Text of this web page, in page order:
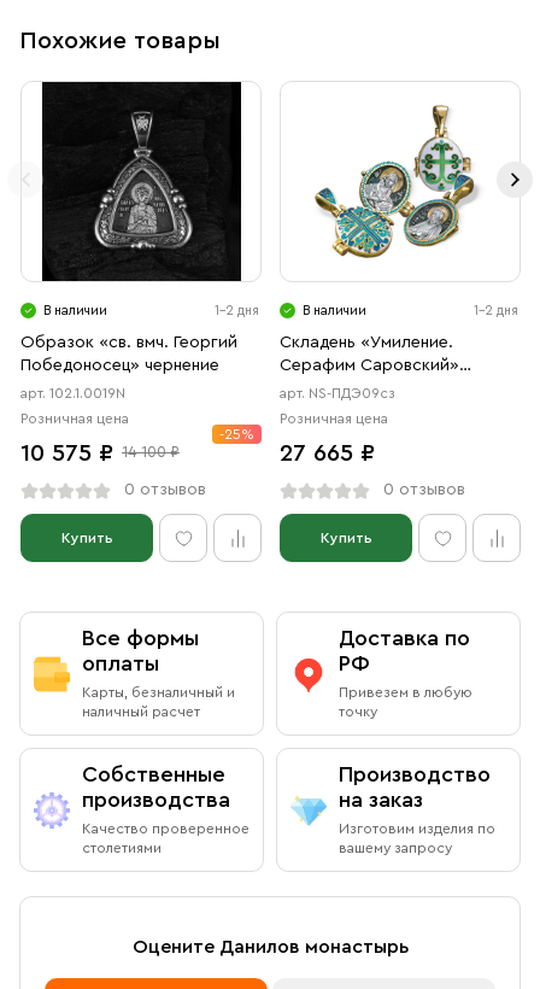
Похожие товары
В наличии 1-2 дня
Образок «св. вмч. Георгий
Победоносец» чернение
арт. 102.1.0019N
Розничная цена
10 575 ₽ 14 100 ₽
-25%
0 отзывов
Купить
В наличии 1-2 дня
Складень «Умиление.
Серафим Саровский»
серебро с позолотой
арт. NS-ПДЭ09сз
Розничная цена
27 665 ₽
0 отзывов
Купить
Все формы
оплаты
Карты, безналичный и
наличный расчет
Доставка по
РФ
Привезем в любую
точку
Собственные
производства
Качество проверенное
столетиями
Производство
на заказ
Изготовим изделия по
вашему запросу
Оцените Данилов монастырь